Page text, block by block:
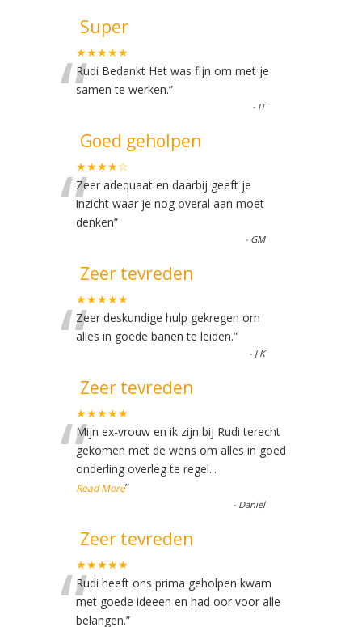
Super
★★★★★
“Rudi Bedankt Het was fijn om met je
samen te werken.”
- IT
Goed geholpen
★★★★☆
“Zeer adequaat en daarbij geeft je
inzicht waar je nog overal aan moet
denken”
- GM
Zeer tevreden
★★★★★
“Zeer deskundige hulp gekregen om
alles in goede banen te leiden.”
- J K
Zeer tevreden
★★★★★
“Mijn ex-vrouw en ik zijn bij Rudi terecht
gekomen met de wens om alles in goed
onderling overleg te regel...
Read More”
- Daniel
Zeer tevreden
★★★★★
“Rudi heeft ons prima geholpen kwam
met goede ideeen en had oor voor alle
belangen.”